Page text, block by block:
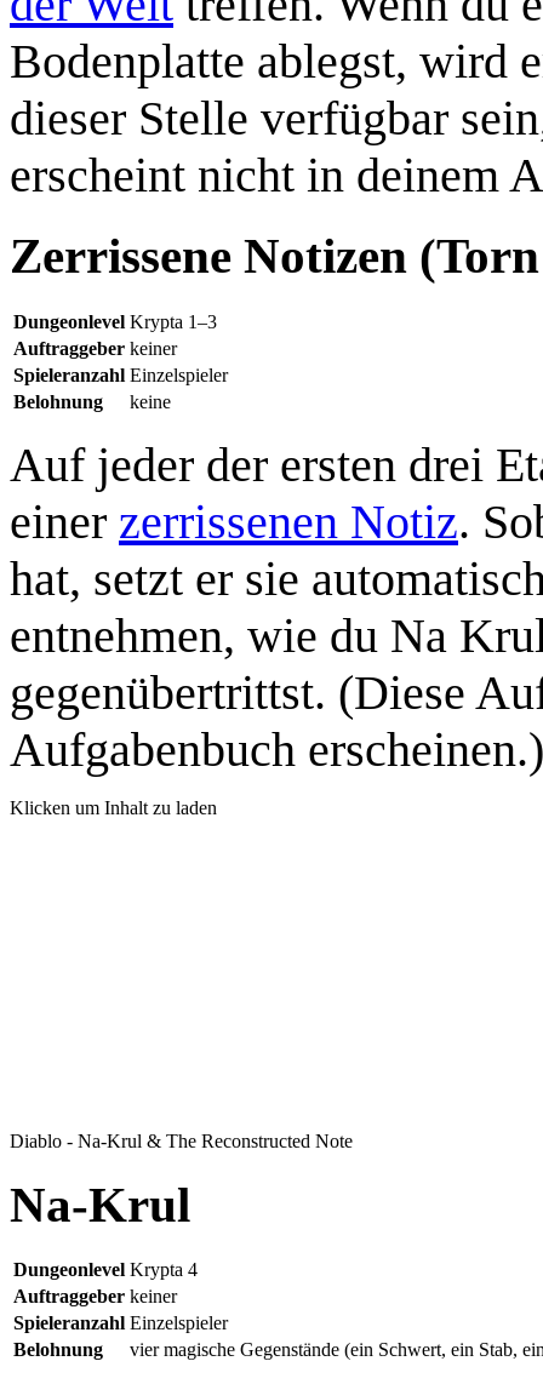
Bodenplatte ablegst, wird
dieser Stelle verfügbar
erscheint nicht in deinem
Zerrissene Notizen
Dungeonlevel Krypta 1–3
Auftraggeber keiner
Spieleranzahl Einzelspieler
Belohnung
keine
Auf jeder der ersten drei
einer zerrissenen Notiz.
hat, setzt er sie
entnehmen, wie du Na
gegenübertrittst. (Diese
Aufgabenbuch erscheinen.)
Klicken um Inhalt zu laden
Diablo - Na-Krul & The Reconstructed Note
Na-Krul
Dungeonlevel Krypta 4
Auftraggeber keiner
Spieleranzahl Einzelspieler
Belohnung
vier magische Gegenstände (ein Schwert, ein Stab,